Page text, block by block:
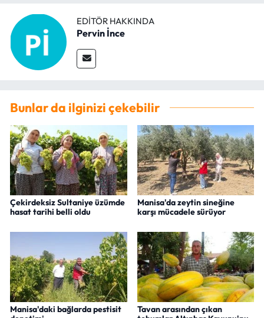
EDITÖR HAKKINDA
Pervin İnce
Bunlar da ilginizi çekebilir
Çekirdeksiz Sultaniye üzümde
hasat tarihi belli oldu
Manisa'da zeytin sineğine
karşı mücadele sürüyor
Manisa'daki bağlarda pestisit
Tavan arasından çıkan